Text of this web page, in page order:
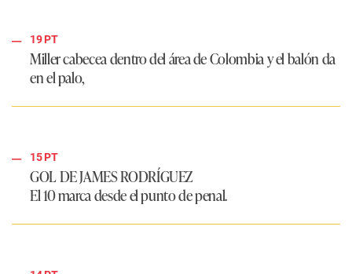
19 PT
Miller cabecea dentro del área de Colombia y el balón da
en el palo,
15 PT
GOL DE JAMES RODRÍGUEZ
El 10 marca desde el punto de penal.